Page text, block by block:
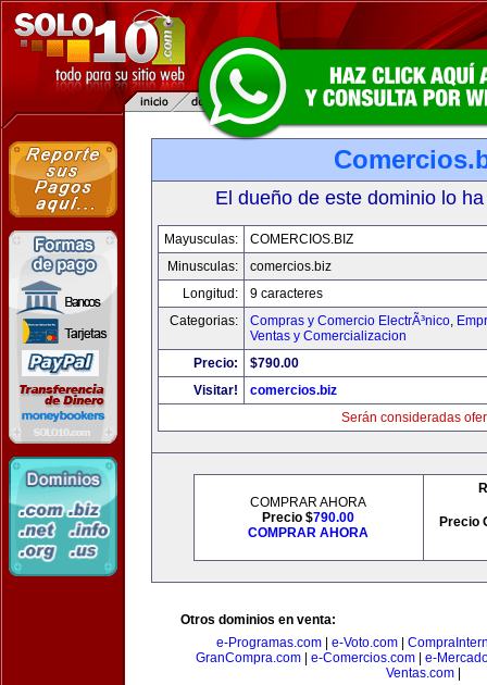
El dueño de este dominio lo
Mayusculas:
COMERCIOS.BIZ
Minusculas:
comercios.biz
Longitud:
9 caracteres
Categorias:
Compras y Comercio ElectrÃ³nico,
Ventas y Comercializacion
Precio:
$790.00
Visitar!
comercios.biz
Serán consideradas
COMPRAR AHORA
Precio $790.00
COMPRAR AHORA
Precio
Otros dominios en venta:
e-Programas.com
e-Voto.com
GranCompra.com
e-Comercios.com
e-
Ventas.com|